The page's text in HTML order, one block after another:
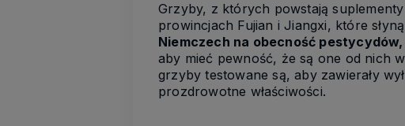
Grzyby, z których powstają
prowincjach Fujian i Jiangxi, które
Niemczech na obecność
aby mieć pewność, że są one od nich
grzyby testowane są, aby zawierały
prozdrowotne właściwości.